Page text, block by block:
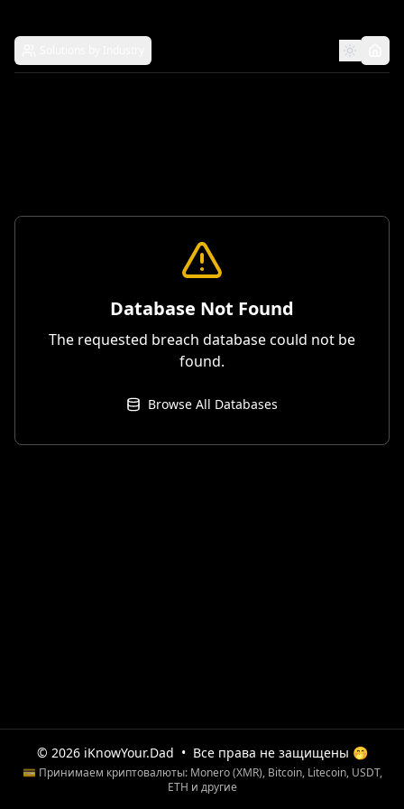
Database Not Found
The requested breach database could not be
found.
Browse All Databases
© 2026 iKnowYour.Dad • Все права не защищены 🤭
💳 Принимаем криптовалюты: Monero (XMR), Bitcoin, Litecoin, USDT,
ETH и другие